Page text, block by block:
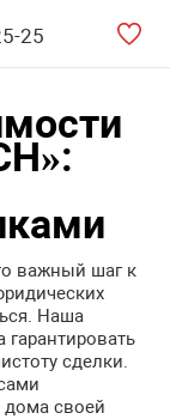
25
важный шаг к
Наша
сделки.
дома своей